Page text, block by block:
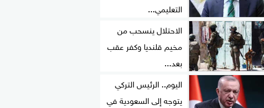
التعليمي...
الاحتلال ينسحب من
مخيم قلنديا وكفر عقب
بعد...
اليوم.. الرئيس التركي
يتوجه إلى السعودية في